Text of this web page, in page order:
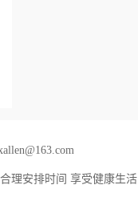
理安排时间 享受健康生活